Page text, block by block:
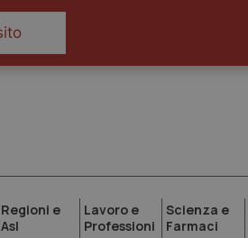
Regioni e
Asl
Lavoro e
Professioni
Scienza e
Farmaci